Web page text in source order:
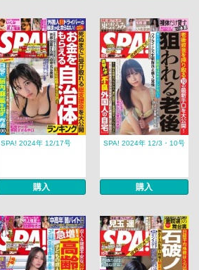
SPA! 2024年 12/17号
購入
SPA! 2024年 12/3・10号
購入